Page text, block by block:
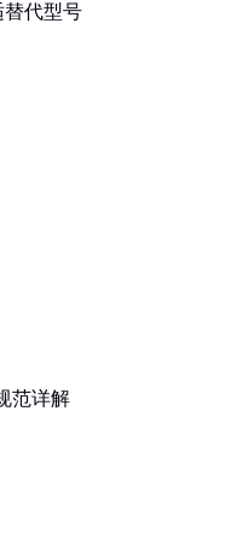
替代型号
范详解